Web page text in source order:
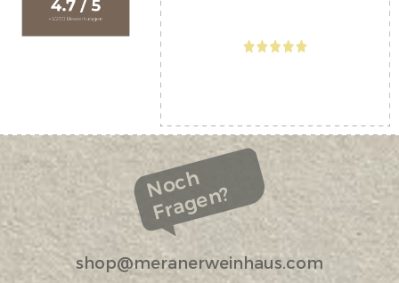
Noch
Fragen?
shop@meranerweinhaus.com